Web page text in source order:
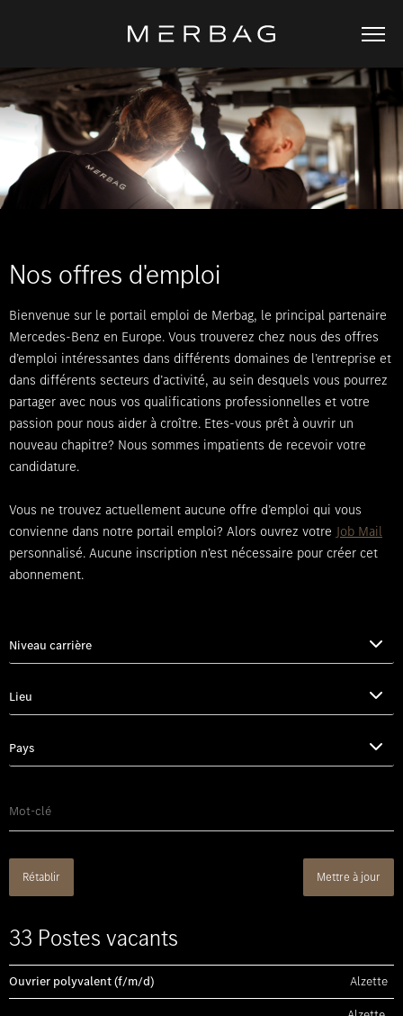
Nos offres d'emploi
Bienvenue sur le portail emploi de Merbag, le principal partenaire
Mercedes-Benz en Europe. Vous trouverez chez nous des offres
d’emploi intéressantes dans différents domaines de l’entreprise et
dans différents secteurs d’activité, au sein desquels vous pourrez
partager avec nous vos qualifications professionnelles et votre
passion pour nous aider à croître. Etes-vous prêt à ouvrir un
nouveau chapitre? Nous sommes impatients de recevoir votre
candidature.
Vous ne trouvez actuellement aucune offre d’emploi qui vous
convienne dans notre portail emploi? Alors ouvrez votre Job Mail
personnalisé. Aucune inscription n’est nécessaire pour créer cet
abonnement.
Niveau carrière
Lieu
Pays
Rétablir Mettre à jour
33 Postes vacants
Ouvrier polyvalent (f/m/d) Alzette